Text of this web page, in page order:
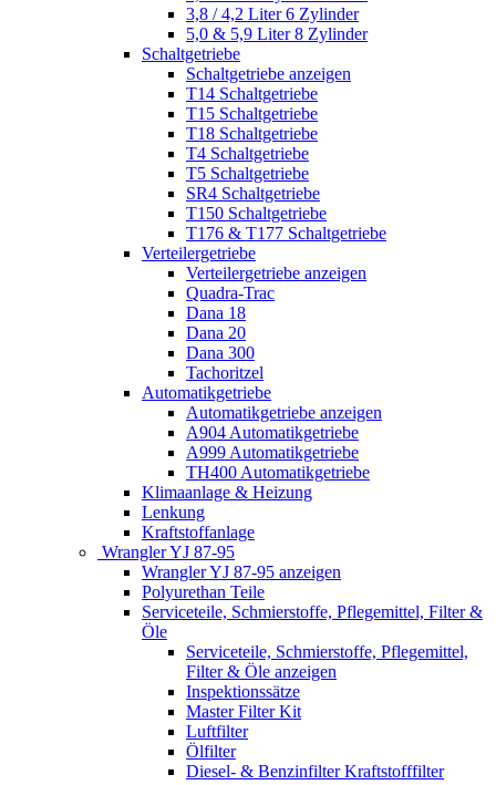
3,8 / 4,2 Liter 6 Zylinder
5,0 & 5,9 Liter 8 Zylinder
Schaltgetriebe
Schaltgetriebe anzeigen
T14 Schaltgetriebe
T15 Schaltgetriebe
T18 Schaltgetriebe
T4 Schaltgetriebe
T5 Schaltgetriebe
SR4 Schaltgetriebe
T150 Schaltgetriebe
T176 & T177 Schaltgetriebe
Verteilergetriebe
Verteilergetriebe anzeigen
Quadra-Trac
Dana 18
Dana 20
Dana 300
Tachoritzel
Automatikgetriebe
Automatikgetriebe anzeigen
A904 Automatikgetriebe
A999 Automatikgetriebe
TH400 Automatikgetriebe
Klimaanlage & Heizung
Lenkung
Kraftstoffanlage
Wrangler YJ 87-95
Wrangler YJ 87-95 anzeigen
Polyurethan Teile
Serviceteile, Schmierstoffe, Pflegemittel, Filter &
Öle
Serviceteile, Schmierstoffe, Pflegemittel,
Filter & Öle anzeigen
Inspektionssätze
Master Filter Kit
Luftfilter
Ölfilter
Diesel- & Benzinfilter Kraftstofffilter